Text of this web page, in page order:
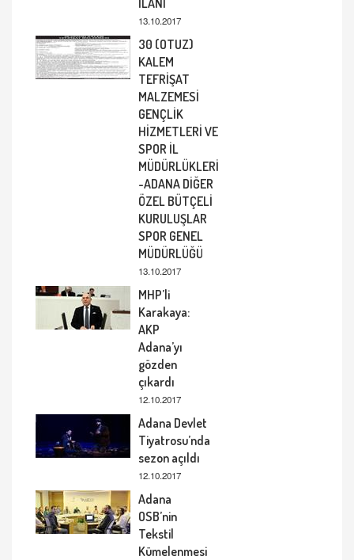
İLANI
13.10.2017
30 (OTUZ)
KALEM
TEFRİŞAT
MALZEMESİ
GENÇLİK
HİZMETLERİ VE
SPOR İL
MÜDÜRLÜKLERİ
-ADANA DİĞER
ÖZEL BÜTÇELİ
KURULUŞLAR
SPOR GENEL
MÜDÜRLÜĞÜ
13.10.2017
MHP’li
Karakaya:
AKP
Adana’yı
gözden
çıkardı
12.10.2017
Adana Devlet
Tiyatrosu’nda
sezon açıldı
12.10.2017
Adana
OSB’nin
Tekstil
Kümelenmesi